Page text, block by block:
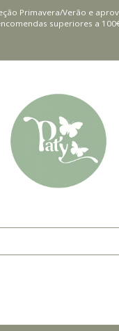
Primavera/Verão e
superiores a